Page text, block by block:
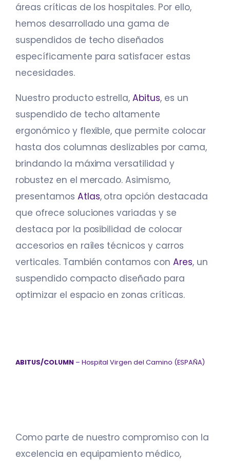
áreas críticas de los hospitales. Por ello,
hemos desarrollado una gama de
suspendidos de techo diseñados
específicamente para satisfacer estas
necesidades.
Nuestro producto estrella,Abitus, es un
suspendido de techo altamente
ergonómico y flexible, que permite colocar
hasta dos columnas deslizables por cama,
brindando la máxima versatilidad y
robustez en el mercado. Asimismo,
presentamos Atlas, otra opción destacada
que ofrece soluciones variadas y se
destaca por la posibilidad de colocar
accesorios en raíles técnicos y carros
verticales. También contamos conAres, un
suspendido compacto diseñado para
optimizar el espacio en zonas críticas.
ABITUS/COLUMN – Hospital Virgen del Camino (ESPAÑA)
Como parte de nuestro compromiso con la
excelencia en equipamiento médico,